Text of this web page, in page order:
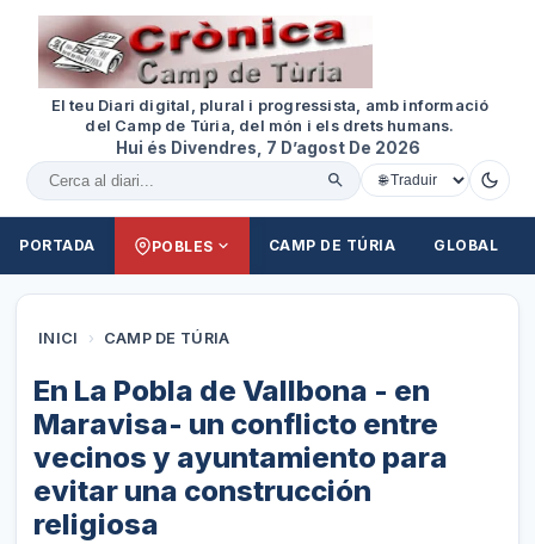
El teu Diari digital, plural i progressista, amb informació
del Camp de Túria, del món i els drets humans.
Hui és Divendres, 7 D’agost De 2026
Cercar al diari
PORTADA POBLES CAMP DE TÚRIA GLOBAL
INICI › CAMP DE TÚRIA
En La Pobla de Vallbona - en
Maravisa- un conflicto entre
vecinos y ayuntamiento para
evitar una construcción
religiosa